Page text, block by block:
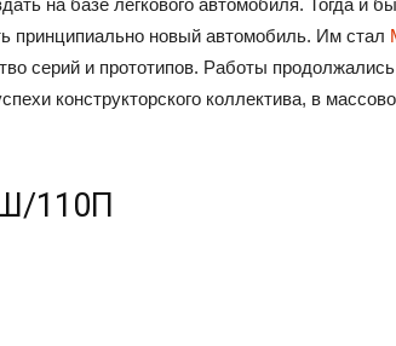
на базе легкового автомобиля. Тогда и
принципиально новый автомобиль. Им стал
серий и прототипов. Работы
конструкторского коллектива, в
110П